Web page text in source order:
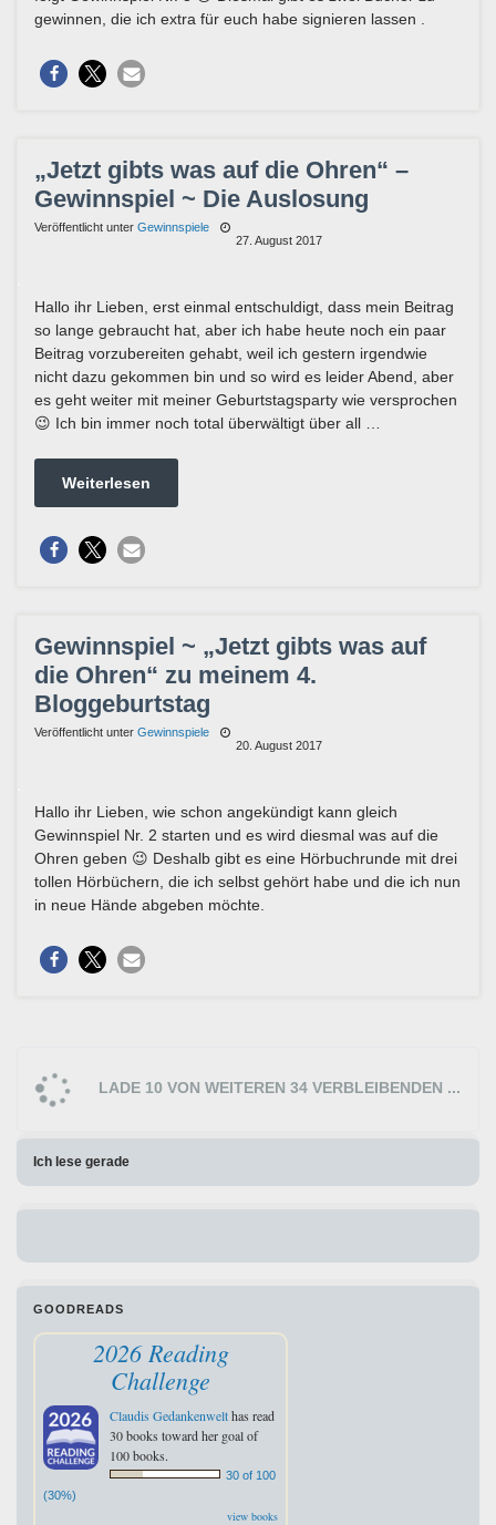
gewinnen, die ich extra für euch habe signieren lassen .
„Jetzt gibts was auf die Ohren“ –
Gewinnspiel ~ Die Auslosung
Veröffentlicht unter Gewinnspiele
27. August 2017
Hallo ihr Lieben, erst einmal entschuldigt, dass mein Beitrag
so lange gebraucht hat, aber ich habe heute noch ein paar
Beitrag vorzubereiten gehabt, weil ich gestern irgendwie
nicht dazu gekommen bin und so wird es leider Abend, aber
es geht weiter mit meiner Geburtstagsparty wie versprochen
😉 Ich bin immer noch total überwältigt über all …
Weiterlesen
Gewinnspiel ~ „Jetzt gibts was auf
die Ohren“ zu meinem 4.
Bloggeburtstag
Veröffentlicht unter Gewinnspiele
20. August 2017
Hallo ihr Lieben, wie schon angekündigt kann gleich
Gewinnspiel Nr. 2 starten und es wird diesmal was auf die
Ohren geben 😉 Deshalb gibt es eine Hörbuchrunde mit drei
tollen Hörbüchern, die ich selbst gehört habe und die ich nun
in neue Hände abgeben möchte.
LADE 10 VON WEITEREN 34 VERBLEIBENDEN ...
Ich lese gerade
GOODREADS
2026 Reading
Challenge
Claudis Gedankenwelthas read
30 books toward her goal of
100 books.
30 of 100
(30%)
view books